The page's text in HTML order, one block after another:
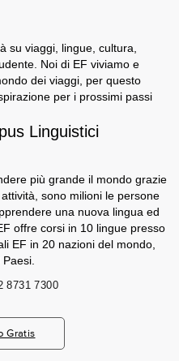
su viaggi, lingue, cultura,
Noi di EF viviamo e
dei viaggi, per questo
per i prossimi passi
Linguistici
più grande il mondo grazie
sono milioni le persone
una nuova lingua ed
offre corsi in 10 lingue presso
EF in 20 nazioni del mondo,
8731 7300
Gratis